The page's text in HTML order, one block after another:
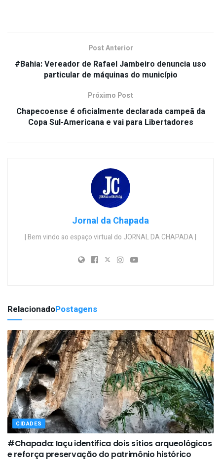
Post Anterior
#Bahia: Vereador de Rafael Jambeiro denuncia uso
particular de máquinas do município
Próximo Post
Chapecoense é oficialmente declarada campeã da
Copa Sul-Americana e vai para Libertadores
Jornal da Chapada
| Bem vindo ao espaço virtual do JORNAL DA CHAPADA |
RelacionadoPostagens
CIDADES
#Chapada: Iaçu identifica dois sítios arqueológicos
e reforça preservação do patrimônio histórico